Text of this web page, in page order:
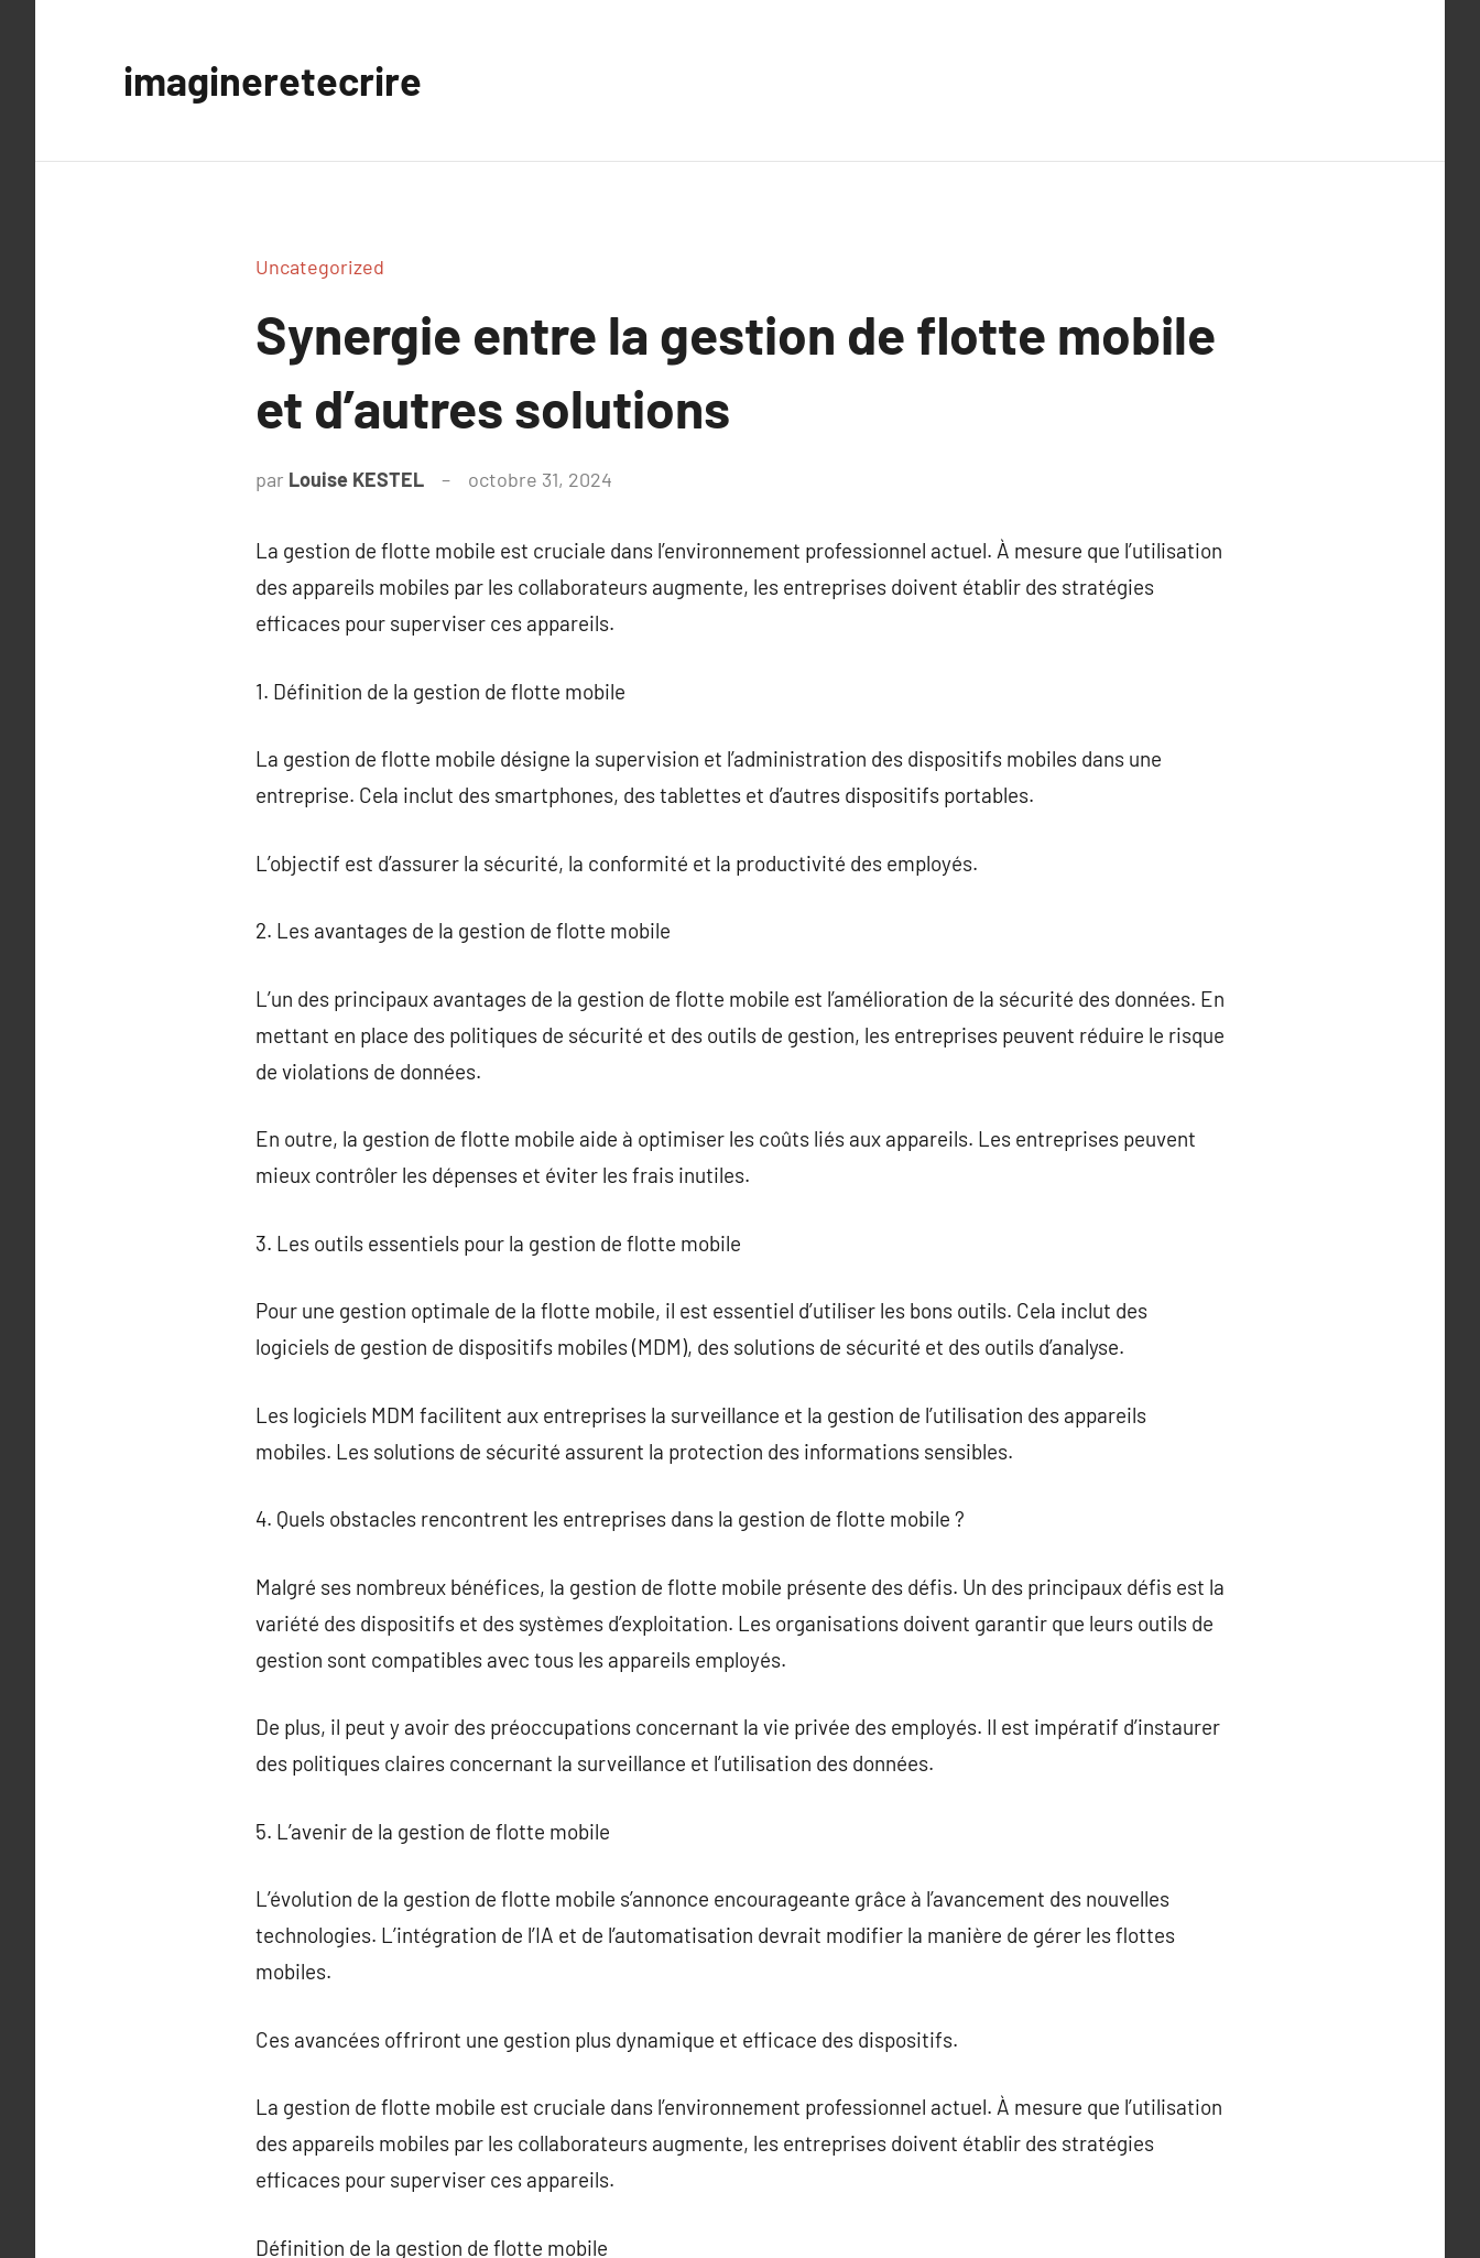
imagineretecrire
Uncategorized
Synergie entre la gestion de flotte mobile
et d’autres solutions
par Louise KESTEL octobre 31, 2024
La gestion de flotte mobile est cruciale dans l’environnement professionnel actuel. À mesure que l’utilisation
des appareils mobiles par les collaborateurs augmente, les entreprises doivent établir des stratégies
efficaces pour superviser ces appareils.
1. Définition de la gestion de flotte mobile
La gestion de flotte mobile désigne la supervision et l’administration des dispositifs mobiles dans une
entreprise. Cela inclut des smartphones, des tablettes et d’autres dispositifs portables.
L’objectif est d’assurer la sécurité, la conformité et la productivité des employés.
2. Les avantages de la gestion de flotte mobile
L’un des principaux avantages de la gestion de flotte mobile est l’amélioration de la sécurité des données. En
mettant en place des politiques de sécurité et des outils de gestion, les entreprises peuvent réduire le risque
de violations de données.
En outre, la gestion de flotte mobile aide à optimiser les coûts liés aux appareils. Les entreprises peuvent
mieux contrôler les dépenses et éviter les frais inutiles.
3. Les outils essentiels pour la gestion de flotte mobile
Pour une gestion optimale de la flotte mobile, il est essentiel d’utiliser les bons outils. Cela inclut des
logiciels de gestion de dispositifs mobiles (MDM), des solutions de sécurité et des outils d’analyse.
Les logiciels MDM facilitent aux entreprises la surveillance et la gestion de l’utilisation des appareils
mobiles. Les solutions de sécurité assurent la protection des informations sensibles.
4. Quels obstacles rencontrent les entreprises dans la gestion de flotte mobile ?
Malgré ses nombreux bénéfices, la gestion de flotte mobile présente des défis. Un des principaux défis est la
variété des dispositifs et des systèmes d’exploitation. Les organisations doivent garantir que leurs outils de
gestion sont compatibles avec tous les appareils employés.
De plus, il peut y avoir des préoccupations concernant la vie privée des employés. Il est impératif d’instaurer
des politiques claires concernant la surveillance et l’utilisation des données.
5. L’avenir de la gestion de flotte mobile
L’évolution de la gestion de flotte mobile s’annonce encourageante grâce à l’avancement des nouvelles
technologies. L’intégration de l’IA et de l’automatisation devrait modifier la manière de gérer les flottes
mobiles.
Ces avancées offriront une gestion plus dynamique et efficace des dispositifs.
La gestion de flotte mobile est cruciale dans l’environnement professionnel actuel. À mesure que l’utilisation
des appareils mobiles par les collaborateurs augmente, les entreprises doivent établir des stratégies
efficaces pour superviser ces appareils.
Définition de la gestion de flotte mobile